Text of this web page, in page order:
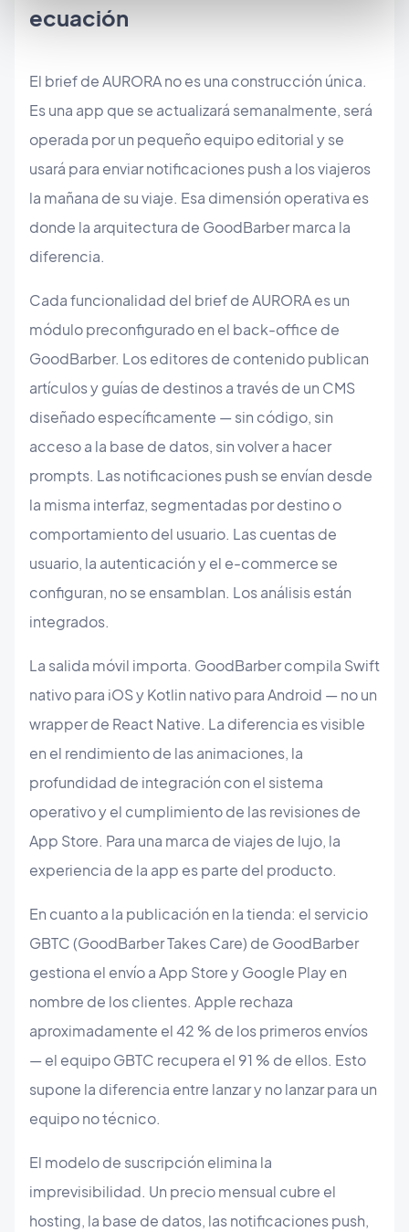
ecuación
El brief de AURORA no es una construcción única.
Es una app que se actualizará semanalmente, será
operada por un pequeño equipo editorial y se
usará para enviar notificaciones push a los viajeros
la mañana de su viaje. Esa dimensión operativa es
donde la arquitectura de GoodBarber marca la
diferencia.
Cada funcionalidad del brief de AURORA es un
módulo preconfigurado en el back-office de
GoodBarber. Los editores de contenido publican
artículos y guías de destinos a través de un CMS
diseñado específicamente — sin código, sin
acceso a la base de datos, sin volver a hacer
prompts. Las notificaciones push se envían desde
la misma interfaz, segmentadas por destino o
comportamiento del usuario. Las cuentas de
usuario, la autenticación y el e-commerce se
configuran, no se ensamblan. Los análisis están
integrados.
La salida móvil importa. GoodBarber compila Swift
nativo para iOS y Kotlin nativo para Android — no un
wrapper de React Native. La diferencia es visible
en el rendimiento de las animaciones, la
profundidad de integración con el sistema
operativo y el cumplimiento de las revisiones de
App Store. Para una marca de viajes de lujo, la
experiencia de la app es parte del producto.
En cuanto a la publicación en la tienda: el servicio
GBTC (GoodBarber Takes Care) de GoodBarber
gestiona el envío a App Store y Google Play en
nombre de los clientes. Apple rechaza
aproximadamente el 42 % de los primeros envíos
— el equipo GBTC recupera el 91 % de ellos. Esto
supone la diferencia entre lanzar y no lanzar para un
equipo no técnico.
El modelo de suscripción elimina la
imprevisibilidad. Un precio mensual cubre el
hosting, la base de datos, las notificaciones push,